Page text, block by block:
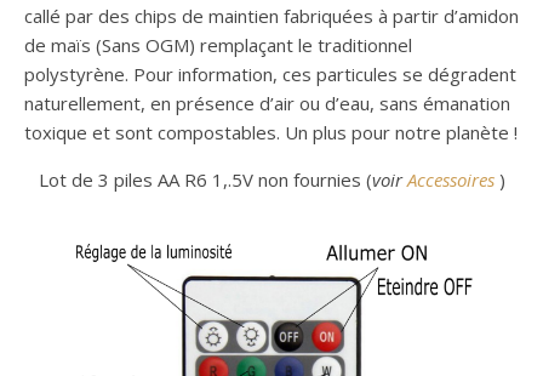
callé par des chips de maintien fabriquées à partir d’amidon
de maïs (Sans OGM) remplaçant le traditionnel
polystyrène. Pour information, ces particules se dégradent
naturellement, en présence d’air ou d’eau, sans émanation
toxique et sont compostables. Un plus pour notre planète !
Lot de 3 piles AA R6 1,.5V non fournies (voirAccessoires)